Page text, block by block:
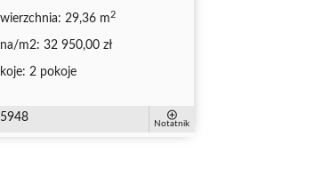
29,36 m 2
m2: 32 950,00 zł
2 pokoje
Notatnik